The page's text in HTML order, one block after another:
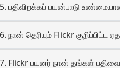
5. பதிவிறக்கப் பயன்பாடு
6. நான் தெரியும் Flickr குறிப்பிட்ட
7. Flickr பயனர் நான் தங்கள் பதிவை